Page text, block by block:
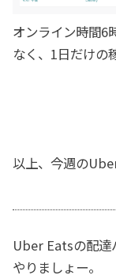
オンライン時間6
なく、1日だけの
以上、今週の
Uber Eatsの配達
やりましょー。